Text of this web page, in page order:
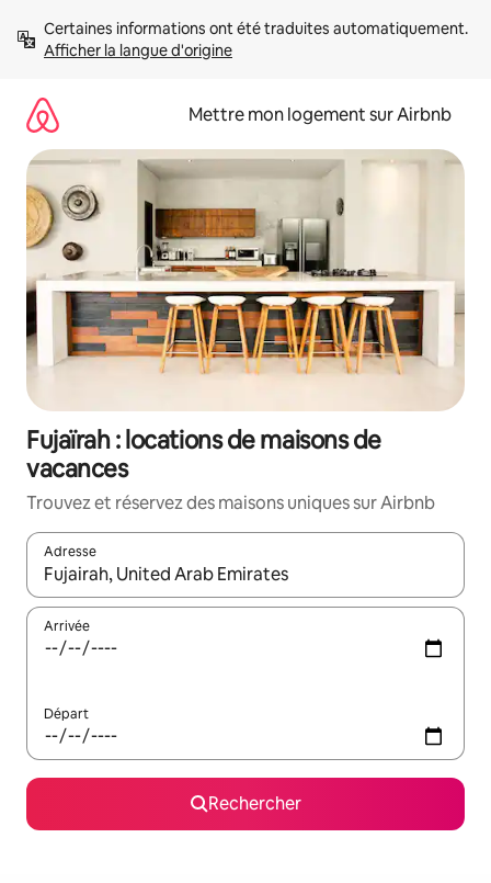
directement
Afficher la langue d'origine
Mettre mon logement sur Airbnb
Fujaïrah : locations de maisons de
vacances
Trouvez et réservez des maisons uniques sur Airbnb
Adresse
Lorsque les résultats s'affichent, utilisez les flèches vers le
Arrivée
Départ
Rechercher